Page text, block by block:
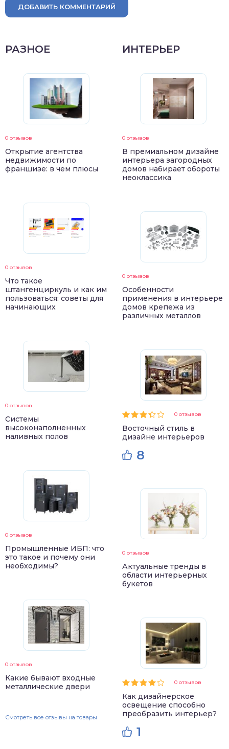
ДОБАВИТЬ КОММЕНТАРИЙ
РАЗНОЕ
0 отзывов
Открытие агентства
недвижимости по
франшизе: в чем плюсы
0 отзывов
Что такое
штангенциркуль и как им
пользоваться: советы для
начинающих
0 отзывов
Системы
высоконаполненных
наливных полов
0 отзывов
Промышленные ИБП: что
это такое и почему они
необходимы?
0 отзывов
Какие бывают входные
металлические двери
Смотреть все отзывы на товары
ИНТЕРЬЕР
0 отзывов
В премиальном дизайне
интерьера загородных
домов набирает обороты
неоклассика
0 отзывов
Особенности
применения в интерьере
домов крепежа из
различных металлов
0 отзывов
Восточный стиль в
дизайне интерьеров
8
0 отзывов
Актуальные тренды в
области интерьерных
букетов
0 отзывов
Как дизайнерское
освещение способно
преобразить интерьер?
1